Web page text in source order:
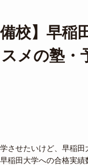
備校】早
メの塾・
学させたいけど、早稲
稲田大学への合格実